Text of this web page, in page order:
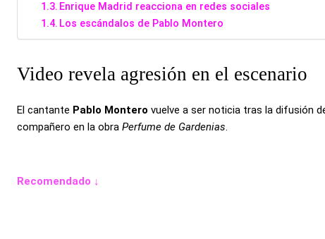
Enrique Madrid reacciona en redes sociales
Los escándalos de Pablo Montero
Video revela agresión en el escenario
El cantante Pablo Montero vuelve a ser noticia tras la difusión
compañero en la obra Perfume de Gardenias.
Recomendado ↓